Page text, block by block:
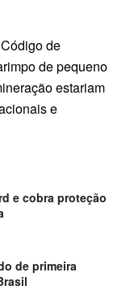
de
de pequeno
estariam
e
e cobra proteção
de primeira